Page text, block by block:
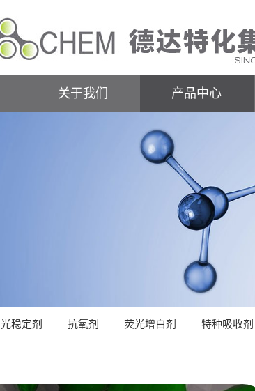
关于我们 产品中心
光稳定剂 抗氧剂 荧光增白剂 特种吸收剂